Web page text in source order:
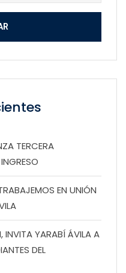
TERCERA
EN UNIÓN
INVITA YARABÍ ÁVILA A
DEL